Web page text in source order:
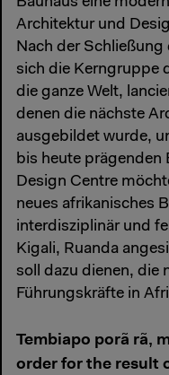
Architektur und
Nach der
sich die Kerngruppe
die ganze Welt,
denen die nächste
ausgebildet wurde,
bis heute prägenden
Design Centre
neues afrikanisches
interdisziplinär und
Kigali, Ruanda
soll dazu dienen, die
Führungskräfte in
Tembiapo porã rã,
order for the result